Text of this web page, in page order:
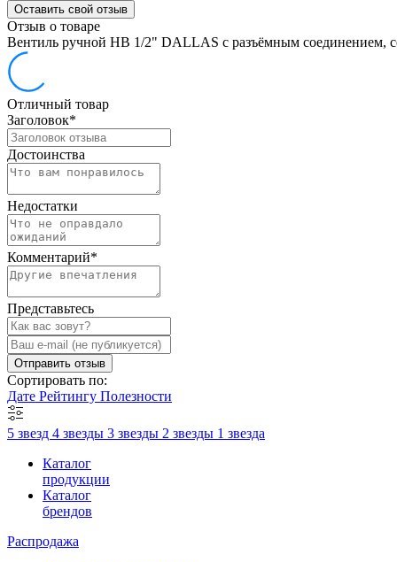
Оставить свой отзыв
Отзыв о товаре
Вентиль ручной НВ 1/2" DALLAS с разъёмным соединением,
Отличный товар
Заголовок*
Достоинства
Недостатки
Комментарий*
Представьтесь
Отправить отзыв
Сортировать по:
Дате Рейтингу Полезности
5 звезд 4 звезды 3 звезды 2 звезды 1 звезда
Каталог
продукции
Каталог
брендов
Распродажа